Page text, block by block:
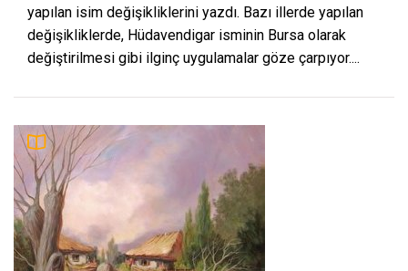
yapılan isim değişikliklerini yazdı. Bazı illerde yapılan
değişikliklerde, Hüdavendigar isminin Bursa olarak
değiştirilmesi gibi ilginç uygulamalar göze çarpıyor....